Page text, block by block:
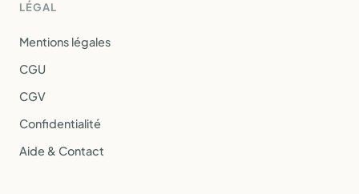
LÉGAL
Mentions légales
CGU
CGV
Confidentialité
Aide & Contact